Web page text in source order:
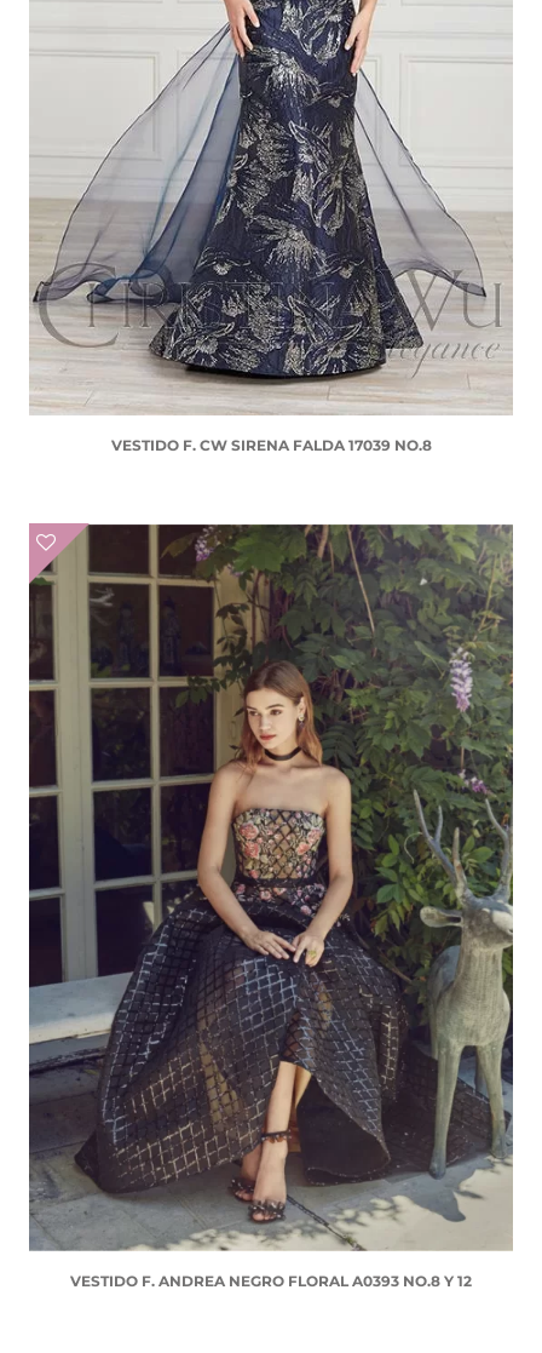
VESTIDO F. CW SIRENA FALDA 17039 NO.8
VESTIDO F. ANDREA NEGRO FLORAL A0393 NO.8 Y 12